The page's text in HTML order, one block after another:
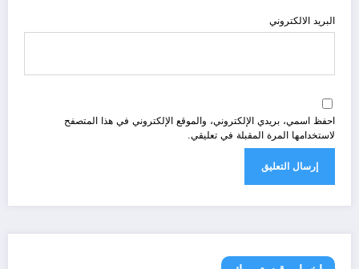
البريد الالكتروني
احفظ اسمي، بريدي الإلكتروني، والموقع الإلكتروني في هذا المتصفح
لاستخدامها المرة المقبلة في تعليقي.